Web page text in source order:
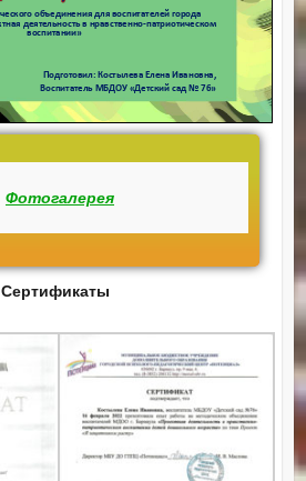
Фотогалерея
Сертификаты